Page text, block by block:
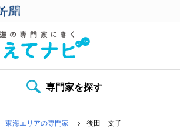
専門家を探す
東海エリアの専門家 後田 文子